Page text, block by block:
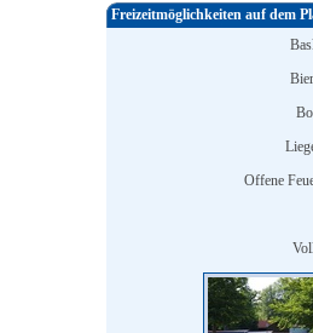
Freizeitmöglichkeiten auf dem
Offene